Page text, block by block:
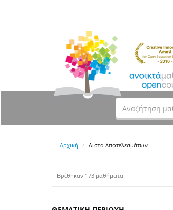
Αρχική Λίστα Αποτελεσμάτων
Βρέθηκαν 173 μαθήματα